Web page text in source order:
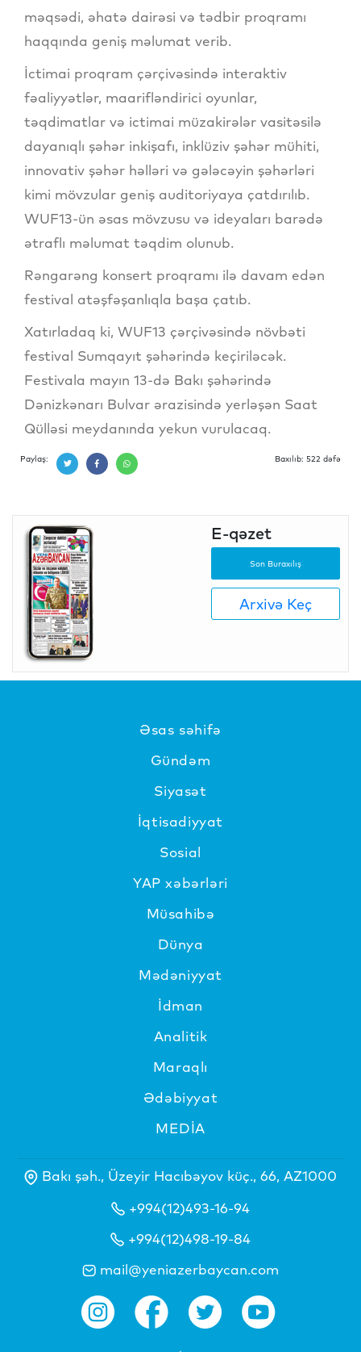
məqsədi, əhatə dairəsi və tədbir proqramı
haqqında geniş məlumat verib.
İctimai proqram çərçivəsində interaktiv
fəaliyyətlər, maarifləndirici oyunlar,
təqdimatlar və ictimai müzakirələr vasitəsilə
dayanıqlı şəhər inkişafı, inklüziv şəhər mühiti,
innovativ şəhər həlləri və gələcəyin şəhərləri
kimi mövzular geniş auditoriyaya çatdırılıb.
WUF13-ün əsas mövzusu və ideyaları barədə
ətraflı məlumat təqdim olunub.
Rəngarəng konsert proqramı ilə davam edən
festival atəşfəşanlıqla başa çatıb.
Xatırladaq ki, WUF13 çərçivəsində növbəti
festival Sumqayıt şəhərində keçiriləcək.
Festivala mayın 13-də Bakı şəhərində
Dənizkənarı Bulvar ərazisində yerləşən Saat
Qülləsi meydanında yekun vurulacaq.
Paylaş: Baxılıb: 522 dəfə
E-qəzet
Son Buraxılış
Arxivə Keç
Əsas səhifə
Gündəm
Siyasət
İqtisadiyyat
Sosial
YAP xəbərləri
Müsahibə
Dünya
Mədəniyyat
İdman
Analitik
Maraqlı
Ədəbiyyat
MEDİA
Bakı şəh., Üzeyir Hacıbəyov küç., 66, AZ1000
+994(12)493-16-94
+994(12)498-19-84
mail@yeniazerbaycan.com